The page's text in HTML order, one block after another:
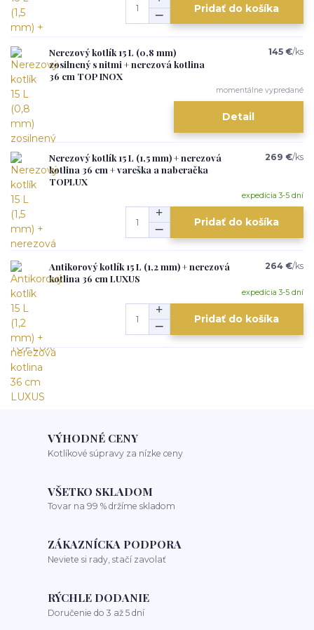
Pridať do košíka
Nerezový kotlík 15 L (0,8 mm)
zosilnený s nitmi + nerezová kotlina
36 cm TOP INOX
145 €/ks
momentálne vypredané
Detail
Nerezový kotlík 15 L (1,5 mm) + nerezová
kotlina 36 cm + vareška a naberačka
TOPLUX
269 €/ks
expedícia 3-5 dní
Pridať do košíka
Antikorový kotlík 15 L (1,2 mm) + nerezová
kotlina 36 cm LUXUS
264 €/ks
expedícia 3-5 dní
Pridať do košíka
VÝHODNÉ CENY
Kotlíkové súpravy za nízke ceny
VŠETKO SKLADOM
Tovar na 99 % držíme skladom
ZÁKAZNÍCKA PODPORA
Neviete si rady, stačí zavolať
RÝCHLE DODANIE
Doručenie do 3 až 5 dní